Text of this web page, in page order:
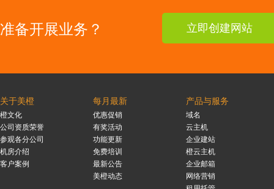
准备开展业务？ 立即创建网站
关于美橙
橙文化
公司资质荣誉
参观各分公司
机房介绍
客户案例
每月最新
优惠促销
有奖活动
功能更新
免费培训
最新公告
美橙动态
产品与服务
域名
云主机
企业建站
橙云主机
企业邮箱
网络营销